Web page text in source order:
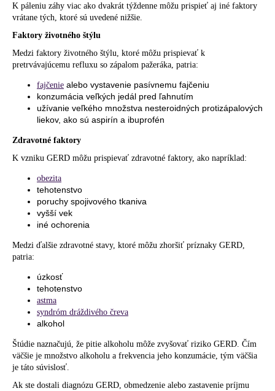
K páleniu záhy viac ako dvakrát týždenne môžu prispieť aj iné faktory
vrátane tých, ktoré sú uvedené nižšie.
Faktory životného štýlu
Medzi faktory životného štýlu, ktoré môžu prispievať k
pretrvávajúcemu refluxu so zápalom pažeráka, patria:
fajčenie alebo vystavenie pasívnemu fajčeniu
konzumácia veľkých jedál pred ľahnutím
užívanie veľkého množstva nesteroidných protizápalových
liekov, ako sú aspirín a ibuprofén
Zdravotné faktory
K vzniku GERD môžu prispievať zdravotné faktory, ako napríklad:
obezita
tehotenstvo
poruchy spojivového tkaniva
vyšší vek
iné ochorenia
Medzi ďalšie zdravotné stavy, ktoré môžu zhoršiť príznaky GERD,
patria:
úzkosť
tehotenstvo
astma
syndróm dráždivého čreva
alkohol
Štúdie naznačujú, že pitie alkoholu môže zvyšovať riziko GERD. Čím
väčšie je množstvo alkoholu a frekvencia jeho konzumácie, tým väčšia
je táto súvislosť.
Ak ste dostali diagnózu GERD, obmedzenie alebo zastavenie príjmu